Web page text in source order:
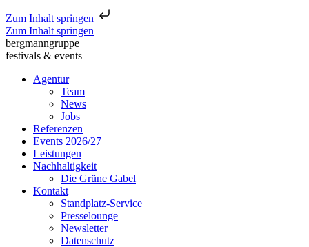
Zum Inhalt springen
Zum Inhalt springen
bergmanngruppe
festivals & events
Agentur
Team
News
Jobs
Referenzen
Events 2026/27
Leistungen
Nachhaltigkeit
Die Grüne Gabel
Kontakt
Standplatz-Service
Presselounge
Newsletter
Datenschutz